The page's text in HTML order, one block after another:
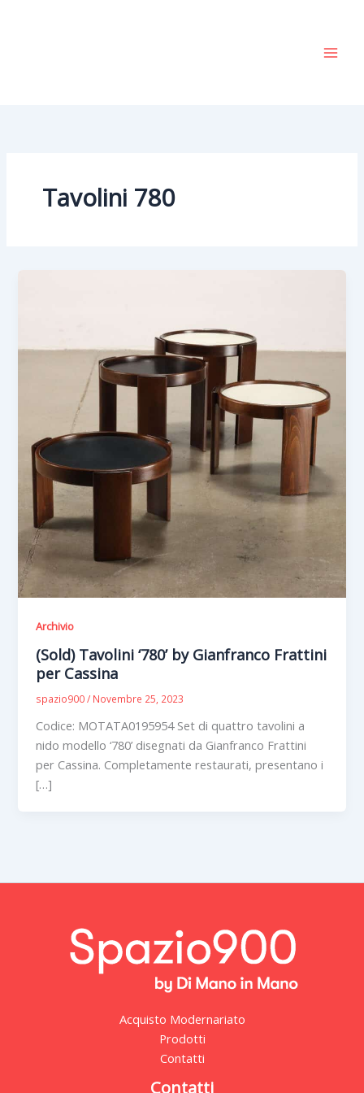
Tavolini 780
Archivio
(Sold) Tavolini ‘780’ by Gianfranco Frattini
per Cassina
spazio900/ Novembre 25, 2023
Codice: MOTATA0195954 Set di quattro tavolini a
nido modello ‘780’ disegnati da Gianfranco Frattini
per Cassina. Completamente restaurati, presentano i
[…]
Acquisto Modernariato
Prodotti
Contatti
Contatti